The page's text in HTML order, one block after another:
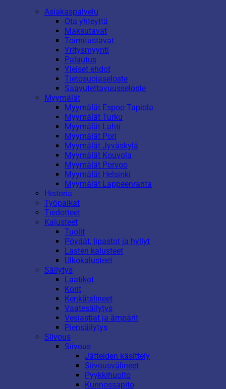
Asiakaspalvelu
Ota yhteyttä
Maksutavat
Toimitustavat
Yritysmyynti
Palautus
Yleiset ehdot
Tietosuojaseloste
Saavutettavuusseloste
Myymälät
Myymälät Espoo Tapiola
Myymälät Turku
Myymälät Lahti
Myymälät Pori
Myymälät Jyväskylä
Myymälät Kouvola
Myymälät Porvoo
Myymälät Helsinki
Myymälät Lappeenranta
Historia
Työpaikat
Tiedotteet
Kalusteet
Tuolit
Pöydät, lipastot ja hyllyt
Lasten kalusteet
Ulkokalusteet
Säilytys
Laatikot
Korit
Kenkätelineet
Vaatesäilytys
Vesiastiat ja ämpärit
Piensäilytys
Siivous
Siivous
Jätteiden käsittely
Siivousvälineet
Pyykkihuolto
Kunnossapito